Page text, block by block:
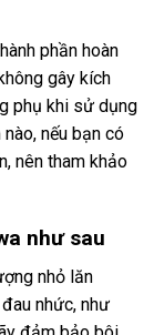
phần hoàn
gây kích
phụ khi sử dụng
nếu bạn có
nên tham khảo
như sau
nhỏ lăn
nhức, như